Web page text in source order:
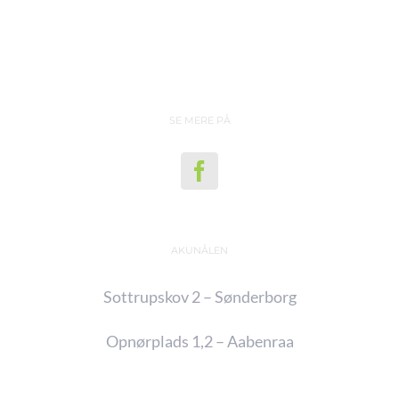
SE MERE PÅ
AKUNÅLEN
Sottrupskov 2 – Sønderborg
Opnørplads 1,2 – Aabenraa